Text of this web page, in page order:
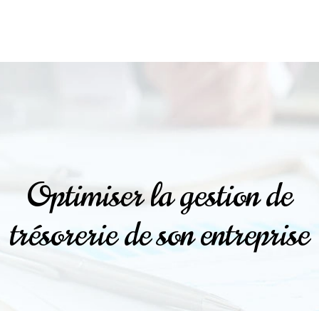
Optimiser la gestion de
trésorerie de son entreprise